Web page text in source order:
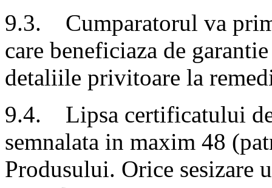
9.3. Cumparatorul va
care beneficiaza de
detaliile privitoare la
9.4. Lipsa certificatului
semnalata in maxim 48
Produsului. Orice sesizare